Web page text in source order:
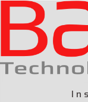
Aller
au
contenu